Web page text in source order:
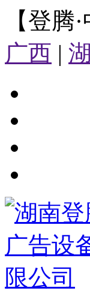
【登腾
广西 |